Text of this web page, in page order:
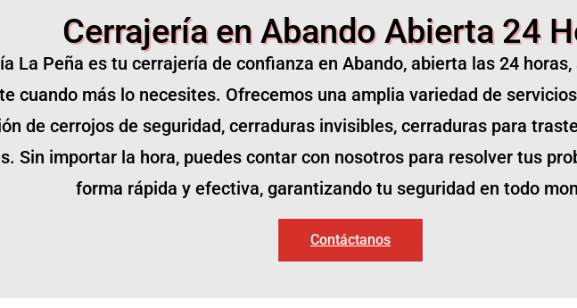
Cerrajería en Abando Abierta 24
La Peña es tu cerrajería de confianza en Abando, abierta las 24
cuando más lo necesites. Ofrecemos una amplia variedad de
de cerrojos de seguridad, cerraduras invisibles, cerraduras para
Sin importar la hora, puedes contar con nosotros para resolver tus
forma rápida y efectiva, garantizando tu seguridad en todo
Contáctanos